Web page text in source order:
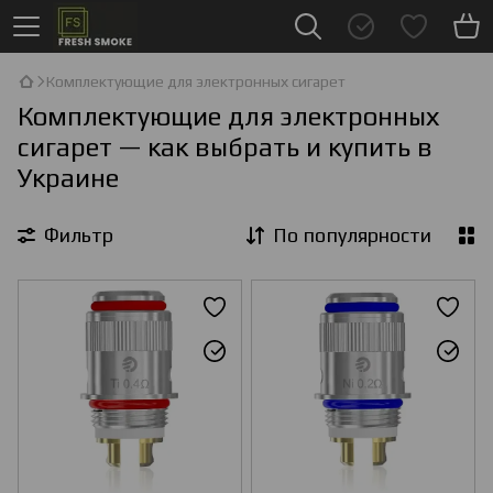
Комплектующие для электронных сигарет
Комплектующие для электронных
сигарет — как выбрать и купить в
Украине
Фильтр По популярности